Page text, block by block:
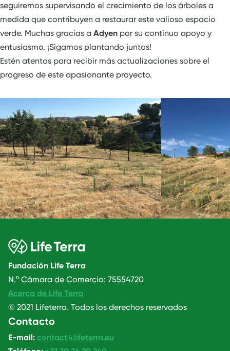
seguiremos supervisando el crecimiento de los árboles a
medida que contribuyen a restaurar este valioso espacio
verde. Muchas gracias a Adyen por su continuo apoyo y
entusiasmo. ¡Sigamos plantando juntos!
Estén atentos para recibir más actualizaciones sobre el
progreso de este apasionante proyecto.
Fundación Life Terra
N.º Cámara de Comercio: 75554720
Acerca de Life Terra
© 2021 Lifeterra. Todos los derechos reservados
Contacto
E-mail: contact@lifeterra.eu